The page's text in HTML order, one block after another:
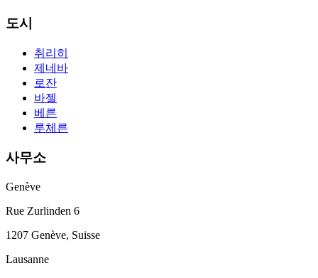
도시
취리히
제네바
로잔
바젤
베른
루체른
사무소
Genève
Rue Zurlinden 6
1207 Genève, Suisse
Lausanne